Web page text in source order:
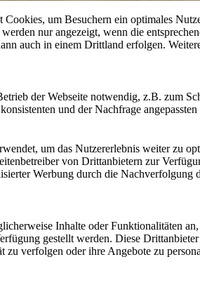
Cookies, um Besuchern ein optimales
nur angezeigt, wenn die
auch in einem Drittland erfolgen.
der Webseite notwendig, z.B. zum
und der Nachfrage
um das Nutzererlebnis weiter zu
von Drittanbietern zur
Werbung durch die Nachverfolgung
Inhalte oder Funktionalitäten
gestellt werden. Diese
zu verfolgen oder ihre Angebote zu